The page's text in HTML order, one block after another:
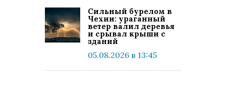
Сильный бурелом в
Чехии: ураганный
ветер валил деревья
и срывал крыши с
зданий
05.08.2026 в 13:45